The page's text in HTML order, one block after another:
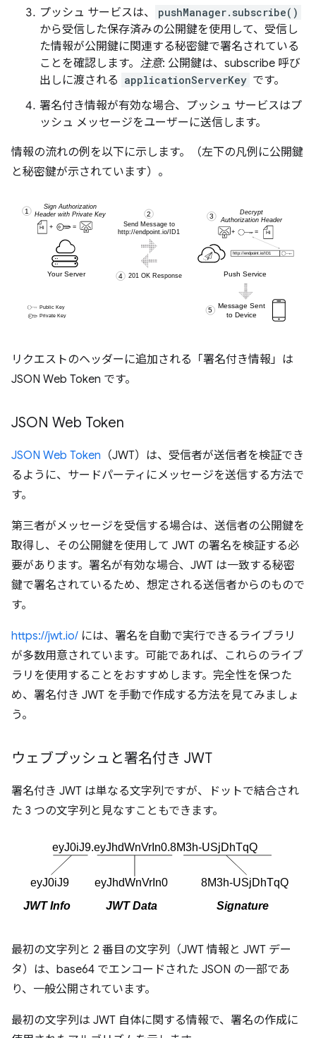
プッシュ サービスは、
pushManager.subscribe()
から受信した保存済みの公開鍵を使用して、受信し
た情報が公開鍵に関連する秘密鍵で署名されている
ことを確認します。 注意: 公開鍵は、subscribe 呼び
出しに渡される applicationServerKey です。
署名付き情報が有効な場合、プッシュ サービスはプ
ッシュ メッセージをユーザーに送信します。
情報の流れの例を以下に示します。（左下の凡例に公開鍵
と秘密鍵が示されています）。
リクエストのヘッダーに追加される「署名付き情報」は
JSON Web Token です。
JSON Web Token
JSON Web Token （JWT）は、受信者が送信者を検証でき
るように、サードパーティにメッセージを送信する方法で
す。
第三者がメッセージを受信する場合は、送信者の公開鍵を
取得し、その公開鍵を使用して JWT の署名を検証する必
要があります。署名が有効な場合、JWT は一致する秘密
鍵で署名されているため、想定される送信者からのもので
す。
https://jwt.io/ には、署名を自動で実行できるライブラリ
が多数用意されています。可能であれば、これらのライブ
ラリを使用することをおすすめします。完全性を保つた
め、署名付き JWT を手動で作成する方法を見てみましょ
う。
ウェブプッシュと署名付き JWT
署名付き JWT は単なる文字列ですが、ドットで結合され
た 3 つの文字列と見なすこともできます。
最初の文字列と 2 番目の文字列（JWT 情報と JWT デー
タ）は、base64 でエンコードされた JSON の一部であ
り、一般公開されています。
最初の文字列は JWT 自体に関する情報で、署名の作成に